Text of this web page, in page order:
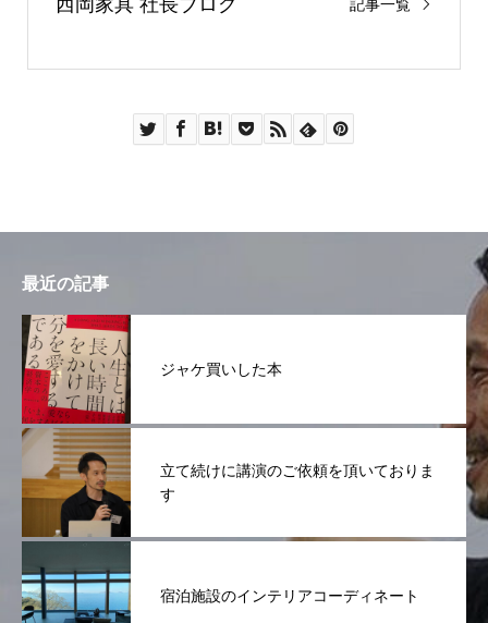
西岡家具 社長ブログ 記事一覧
最近の記事
ジャケ買いした本
立て続けに講演のご依頼を頂いておりま
す
宿泊施設のインテリアコーディネート